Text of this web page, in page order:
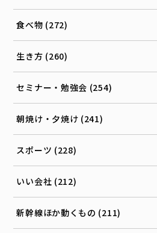
食べ物 (272)
生き方 (260)
セミナー・勉強会 (254)
朝焼け・夕焼け (241)
スポーツ (228)
いい会社 (212)
新幹線ほか動くもの (211)